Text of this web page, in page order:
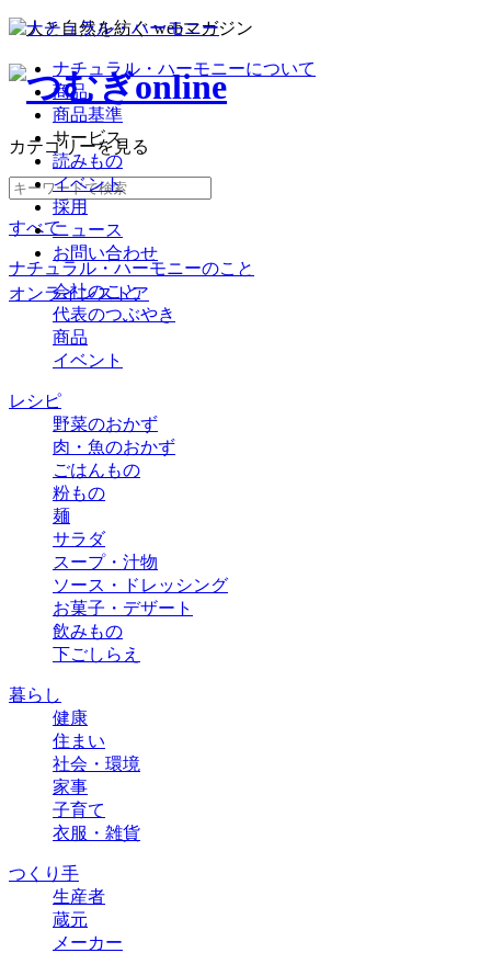
ナチュラル・ハーモニーについて
商品
商品基準
サービス
読みもの
イベント
採用
ニュース
お問い合わせ
オンラインストア
カテゴリーを見る
すべて
ナチュラル・ハーモニーのこと
会社のこと
代表のつぶやき
商品
イベント
レシピ
野菜のおかず
肉・魚のおかず
ごはんもの
粉もの
麺
サラダ
スープ・汁物
ソース・ドレッシング
お菓子・デザート
飲みもの
下ごしらえ
暮らし
健康
住まい
社会・環境
家事
子育て
衣服・雑貨
つくり手
生産者
蔵元
メーカー